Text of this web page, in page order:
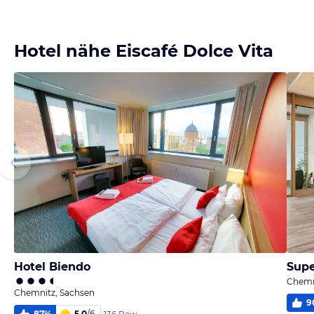
Hotel nähe Eiscafé Dolce Vita
Hotel Biendo
Chemnitz, Sachsen